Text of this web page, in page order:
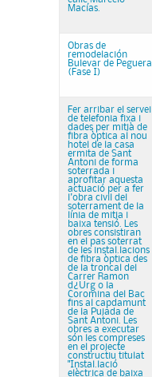
Macías.
Obras de
remodelación
Bulevar de Peguera
(Fase I)
Fer arribar el servei
de telefonia fixa i
dades per mitjà de
fibra òptica al nou
hotel de la casa
ermita de Sant
Antoni de forma
soterrada i
aprofitar aquesta
actuació per a fer
l'obra civil del
soterrament de la
línia de mitja i
baixa tensió. Les
obres consistiran
en el pas soterrat
de les instal.lacions
de fibra òptica des
de la troncal del
Carrer Ramon
d¿Urg o la
Coromina del Bac
fins al capdamunt
de la Pujada de
Sant Antoni. Les
obres a executar
són les compreses
en el projecte
constructiu titulat
"Instal.lació
elèctrica de baixa